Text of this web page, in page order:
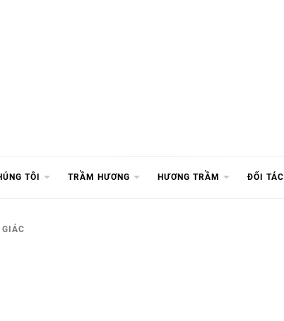
TÔI TRẦM HƯƠNG HƯƠNG TRẦM ĐỐI TÁC